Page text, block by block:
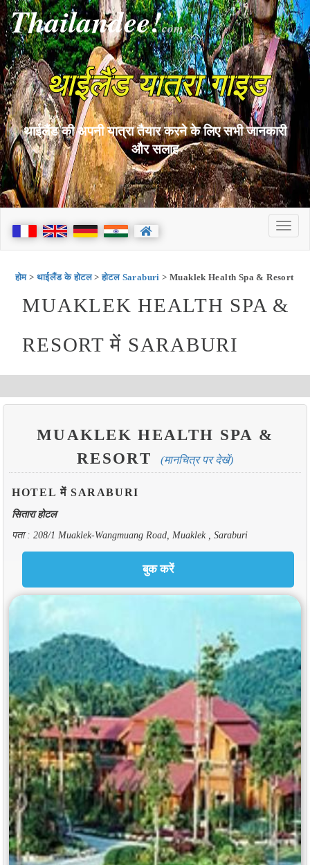
Thailandee!com
थाईलैंड यात्रा गाइड
थाईलैंड की अपनी यात्रा तैयार करने के लिए सभी जानकारी
और सलाह
होम>थाईलैंड के होटल>होटल Saraburi > Muaklek Health Spa & Resort
MUAKLEK HEALTH SPA &
RESORT में SARABURI
MUAKLEK HEALTH SPA &
RESORT
(मानचित्र पर देखें)
HOTEL में SARABURI
सितारा होटल
पता : 208/1 Muaklek-Wangmuang Road, Muaklek , Saraburi